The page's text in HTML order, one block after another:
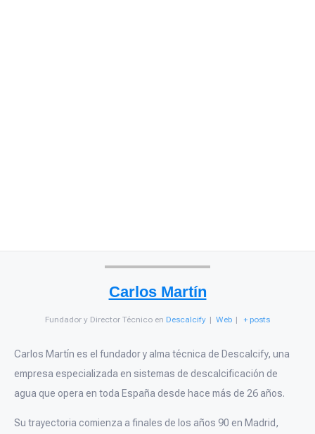
Carlos Martín
Fundador y Director Técnico en Descalcify | Web | + posts
Carlos Martín es el fundador y alma técnica de Descalcify, una
empresa especializada en sistemas de descalcificación de
agua que opera en toda España desde hace más de 26 años.
Su trayectoria comienza a finales de los años 90 en Madrid,